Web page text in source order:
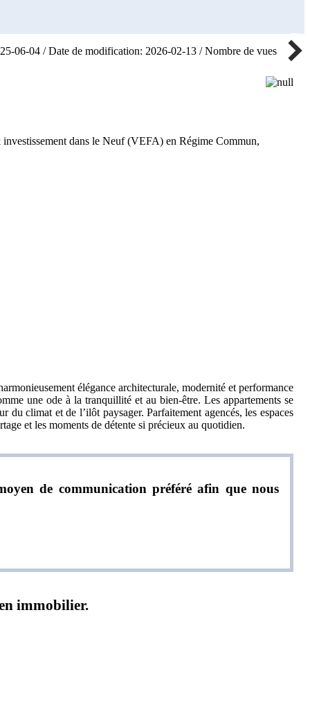
06-04 / Date de modification: 2026-02-13 / Nombre de vues: 80
dans le Neuf (VEFA) en Régime Commun,
élégance architecturale, modernité et performance
une ode à la tranquillité et au bien-être. Les appartements se
climat et de l’ilôt paysager. Parfaitement agencés, les espaces
et les moments de détente si précieux au quotidien.
de communication préféré afin que nous
immobilier.